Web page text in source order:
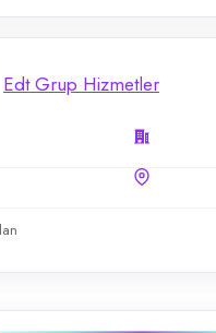
Edt Grup Hizmetler